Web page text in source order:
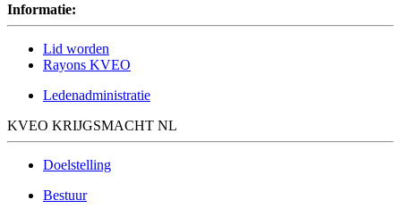
Informatie:
Lid worden
Rayons KVEO
Ledenadministratie
KVEO KRIJGSMACHT NL
Doelstelling
Bestuur